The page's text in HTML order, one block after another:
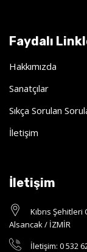
Faydalı
Hakkımızda
Sanatçılar
Sıkça Sorulan
İletişim
İletişim
Kıbrıs
Alsancak / İZMİR
İletişim: 0 532